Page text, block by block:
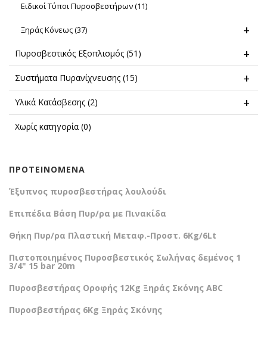
Ειδικοί Τύποι Πυροσβεστήρων(11)
Ξηράς Κόνεως(37)
Πυροσβεστικός Εξοπλισμός (51)
Συστήματα Πυρανίχνευσης (15)
Υλικά Κατάσβεσης (2)
Χωρίς κατηγορία (0)
ΠΡΟΤΕΙΝΌΜΕΝΑ
Έξυπνος πυροσβεστήρας λουλούδι
Επιπέδια Βάση Πυρ/ρα με Πινακίδα
Θήκη Πυρ/ρα Πλαστική Μεταφ.-Προστ. 6Kg/6Lt
Πιστοποιημένος Πυροσβεστικός Σωλήνας δεμένος 1
3/4" 15 bar 20m
Πυροσβεστήρας Οροφής 12Kg Ξηράς Σκόνης ABC
Πυροσβεστήρας 6Kg Ξηράς Σκόνης